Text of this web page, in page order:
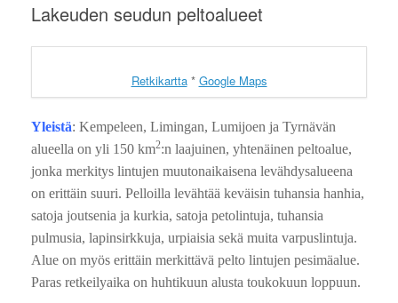
Lakeuden seudun peltoalueet
Retkikartta* Google Maps
Yleistä: Kempeleen, Limingan, Lumijoen ja Tyrnävän
alueella on yli 150 km2:n laajuinen, yhtenäinen peltoalue,
jonka merkitys lintujen muutonaikaisena levähdysalueena
on erittäin suuri. Pelloilla levähtää keväisin tuhansia hanhia,
satoja joutsenia ja kurkia, satoja petolintuja, tuhansia
pulmusia, lapinsirkkuja, urpiaisia sekä muita varpuslintuja.
Alue on myös erittäin merkittävä pelto lintujen pesimäalue.
Paras retkeilyaika on huhtikuun alusta toukokuun loppuun.